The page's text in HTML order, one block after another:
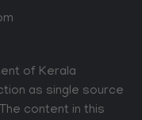
of Kerala
as single source
content in this